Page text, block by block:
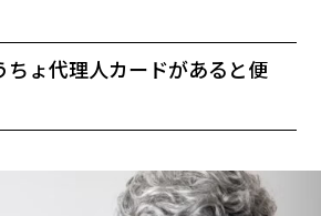
ちょ代理人カードがあると便